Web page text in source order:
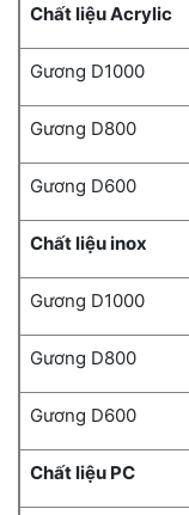
Chất liệu Acrylic
Gương D1000
Gương D800
Gương D600
Chất liệu inox
Gương D1000
Gương D800
Gương D600
Chất liệu PC